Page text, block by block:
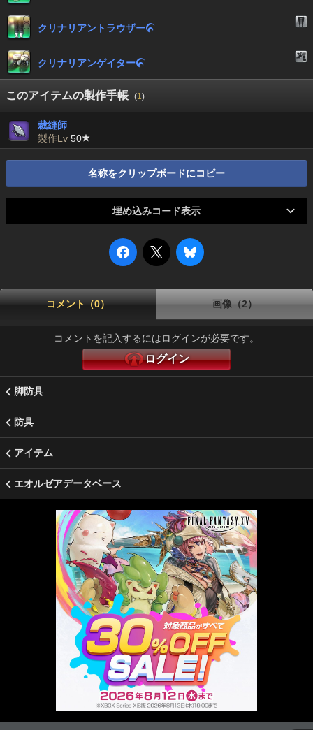
クリナリアントラウザー
クリナリアンゲイター
このアイテムの製作手帳 (1)
裁縫師
製作Lv 50
名称をクリップボードにコピー
埋め込みコード表示
コメント（0） 画像（2）
コメントを記入するにはログインが必要です。
ログイン
脚防具
防具
アイテム
エオルゼアデータベース